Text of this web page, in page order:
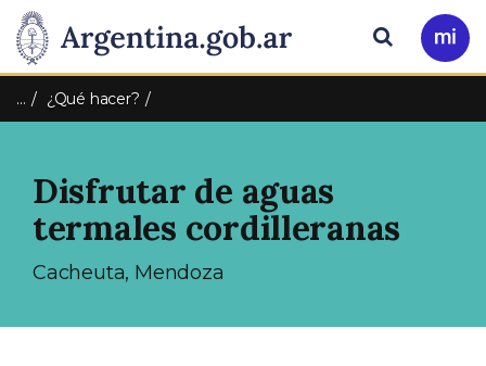
Presidencia
de
Nación
Pasar al contenido principal
Ir
a
Buscar
… ¿Qué hacer?
Disfrutar de aguas
termales cordilleranas
Cacheuta, Mendoza